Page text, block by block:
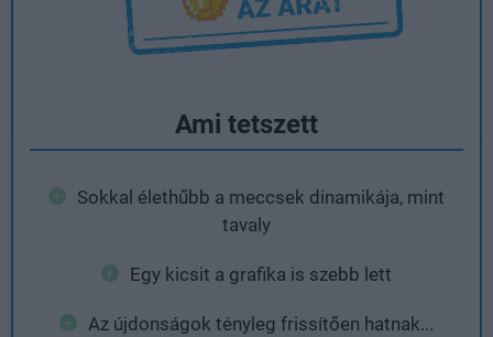
Ami tetszett
Sokkal élethűbb a meccsek dinamikája, mint
tavaly
Egy kicsit a grafika is szebb lett
Az újdonságok tényleg frissítően hatnak...